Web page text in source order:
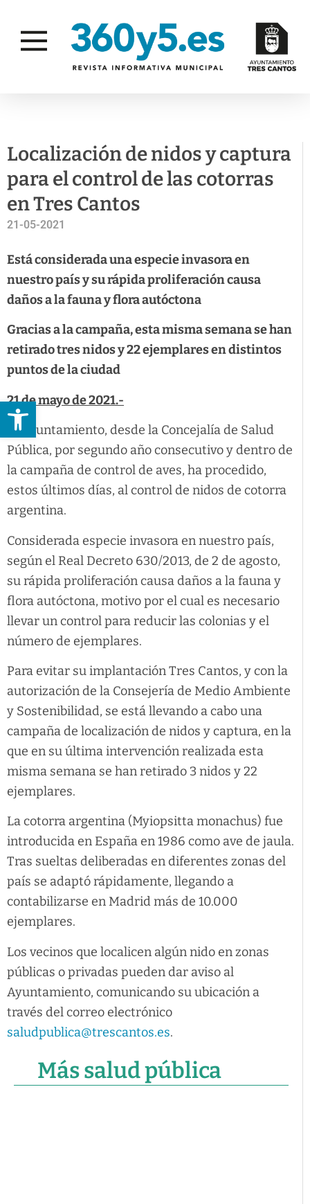
Abrir barra de herramientas
Localización de nidos y captura
para el control de las cotorras
en Tres Cantos
21-05-2021
Está considerada una especie invasora en
nuestro país y su rápida proliferación causa
daños a la fauna y flora autóctona
Gracias a la campaña, esta misma semana se han
retirado tres nidos y 22 ejemplares en distintos
puntos de la ciudad
21 de mayo de 2021.-
El Ayuntamiento, desde la Concejalía de Salud
Pública, por segundo año consecutivo y dentro de
la campaña de control de aves, ha procedido,
estos últimos días, al control de nidos de cotorra
argentina.
Considerada especie invasora en nuestro país,
según el Real Decreto 630/2013, de 2 de agosto,
su rápida proliferación causa daños a la fauna y
flora autóctona, motivo por el cual es necesario
llevar un control para reducir las colonias y el
número de ejemplares.
Para evitar su implantación Tres Cantos, y con la
autorización de la Consejería de Medio Ambiente
y Sostenibilidad, se está llevando a cabo una
campaña de localización de nidos y captura, en la
que en su última intervención realizada esta
misma semana se han retirado 3 nidos y 22
ejemplares.
La cotorra argentina (Myiopsitta monachus) fue
introducida en España en 1986 como ave de jaula.
Tras sueltas deliberadas en diferentes zonas del
país se adaptó rápidamente, llegando a
contabilizarse en Madrid más de 10.000
ejemplares.
Los vecinos que localicen algún nido en zonas
públicas o privadas pueden dar aviso al
Ayuntamiento, comunicando su ubicación a
través del correo electrónico
saludpublica@trescantos.es.
Más salud pública